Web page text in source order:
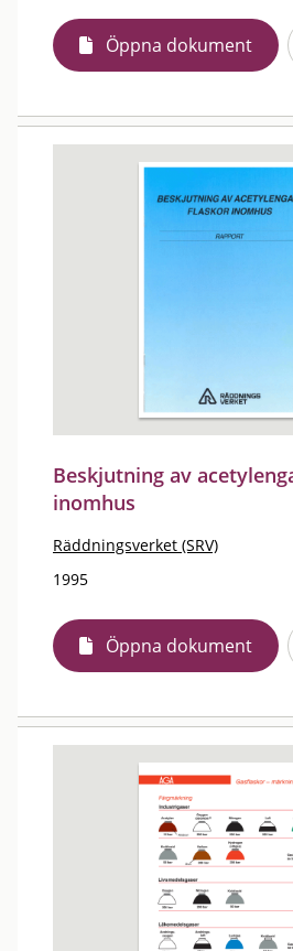
Öppna dokument
Beskjutning av
inomhus
Räddningsverket (SRV)
1995
Öppna dokument